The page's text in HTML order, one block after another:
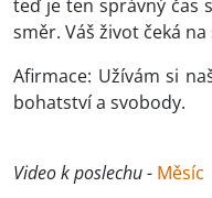
teď je ten správný čas
směr. Váš život čeká
Afirmace: Užívám si
bohatství a svobody.
Video k poslechu - Měsíc